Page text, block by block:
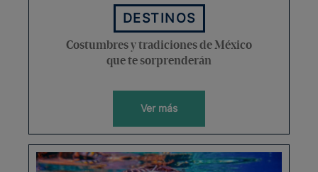
DESTINOS
Costumbres y tradiciones de México
que te sorprenderán
Ver más